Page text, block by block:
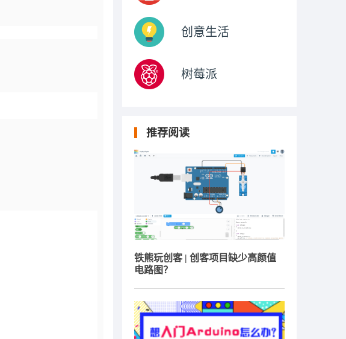
创意生活
树莓派
推荐阅读
铁熊玩创客 | 创客项目缺少高颜值
电路图？